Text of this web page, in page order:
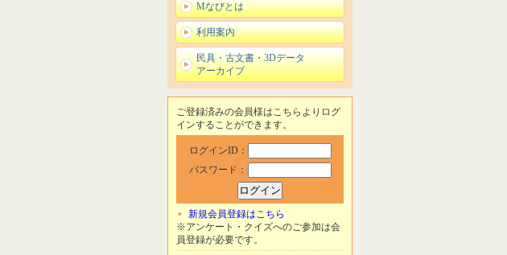
Mなびとは
利用案内
民具・古文書・3Dデータ
アーカイブ
ご登録済みの会員様はこちらよりログ
インすることができます。
ログインID：
パスワード：
新規会員登録はこちら
※アンケート・クイズへのご参加は会
員登録が必要です。